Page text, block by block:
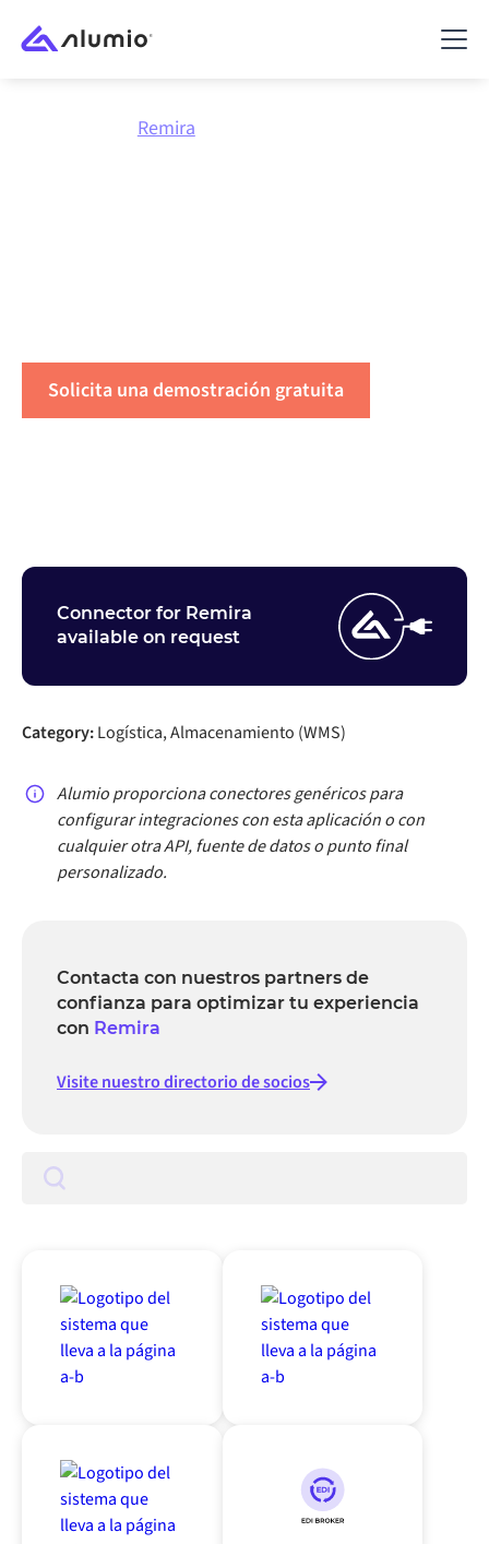
Remira
Solicita una demostración gratuita
Connector for Remira
available on request
Category:Logística, Almacenamiento (WMS)
Alumio proporciona conectores genéricos para
configurar integraciones con esta aplicación o con
cualquier otra API, fuente de datos o punto final
personalizado.
Contacta con nuestros partners de
confianza para optimizar tu experiencia
con Remira
Visite nuestro directorio de socios